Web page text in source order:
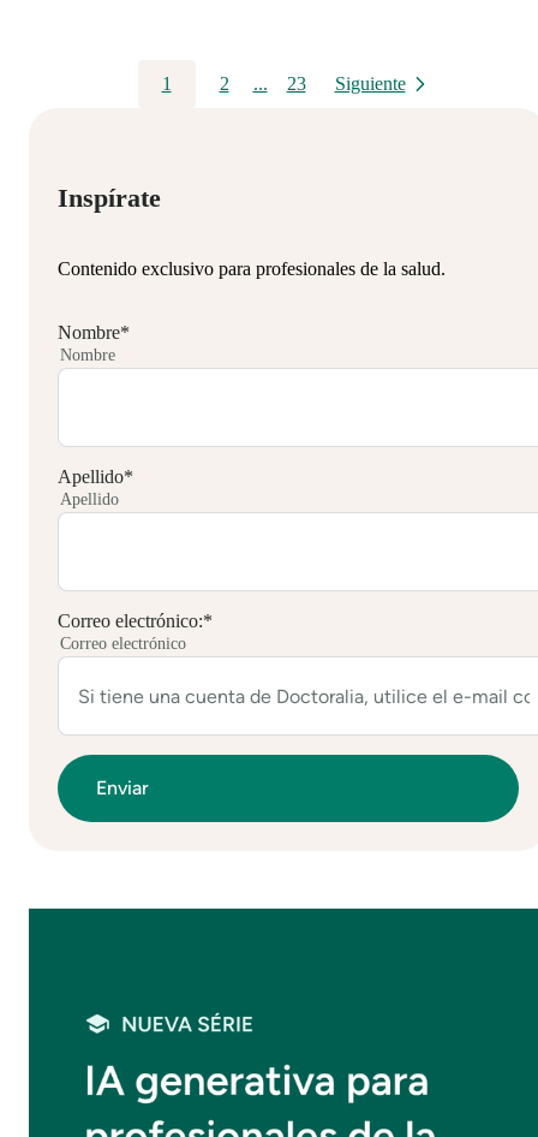
Inspírate
Contenido exclusivo para profesionales de la salud.
Nombre*
Nombre
Apellido*
Apellido
Correo electrónico:*
Correo electrónico
1 2 ... 23 Siguiente